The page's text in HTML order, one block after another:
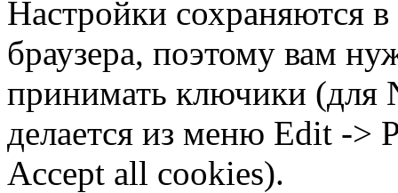
Настройки сохраняются
браузера, поэтому вам
принимать ключики (для
делается из меню Edit ->
Accept all cookies).